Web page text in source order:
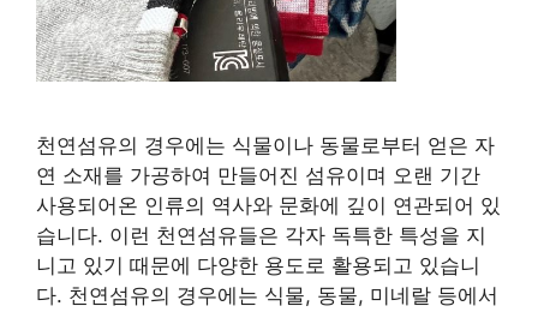
천연섬유의 경우에는 식물이나 동물로부터 얻은 자
연 소재를 가공하여 만들어진 섬유이며 오랜 기간
사용되어온 인류의 역사와 문화에 깊이 연관되어 있
습니다. 이런 천연섬유들은 각자 독특한 특성을 지
니고 있기 때문에 다양한 용도로 활용되고 있습니
다. 천연섬유의 경우에는 식물, 동물, 미네랄 등에서